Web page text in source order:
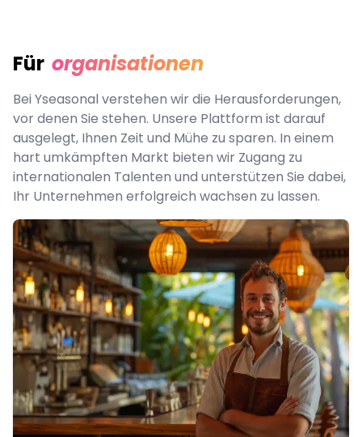
Für organisationen
Bei Yseasonal verstehen wir die Herausforderungen,
vor denen Sie stehen. Unsere Plattform ist darauf
ausgelegt, Ihnen Zeit und Mühe zu sparen. In einem
hart umkämpften Markt bieten wir Zugang zu
internationalen Talenten und unterstützen Sie dabei,
Ihr Unternehmen erfolgreich wachsen zu lassen.